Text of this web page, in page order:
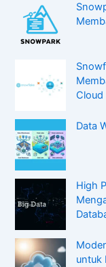
Cloud
Data
High
untuk